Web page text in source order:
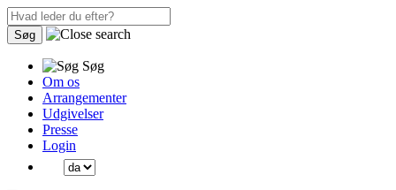
Søg
Søg
Om os
Arrangementer
Udgivelser
Presse
Login